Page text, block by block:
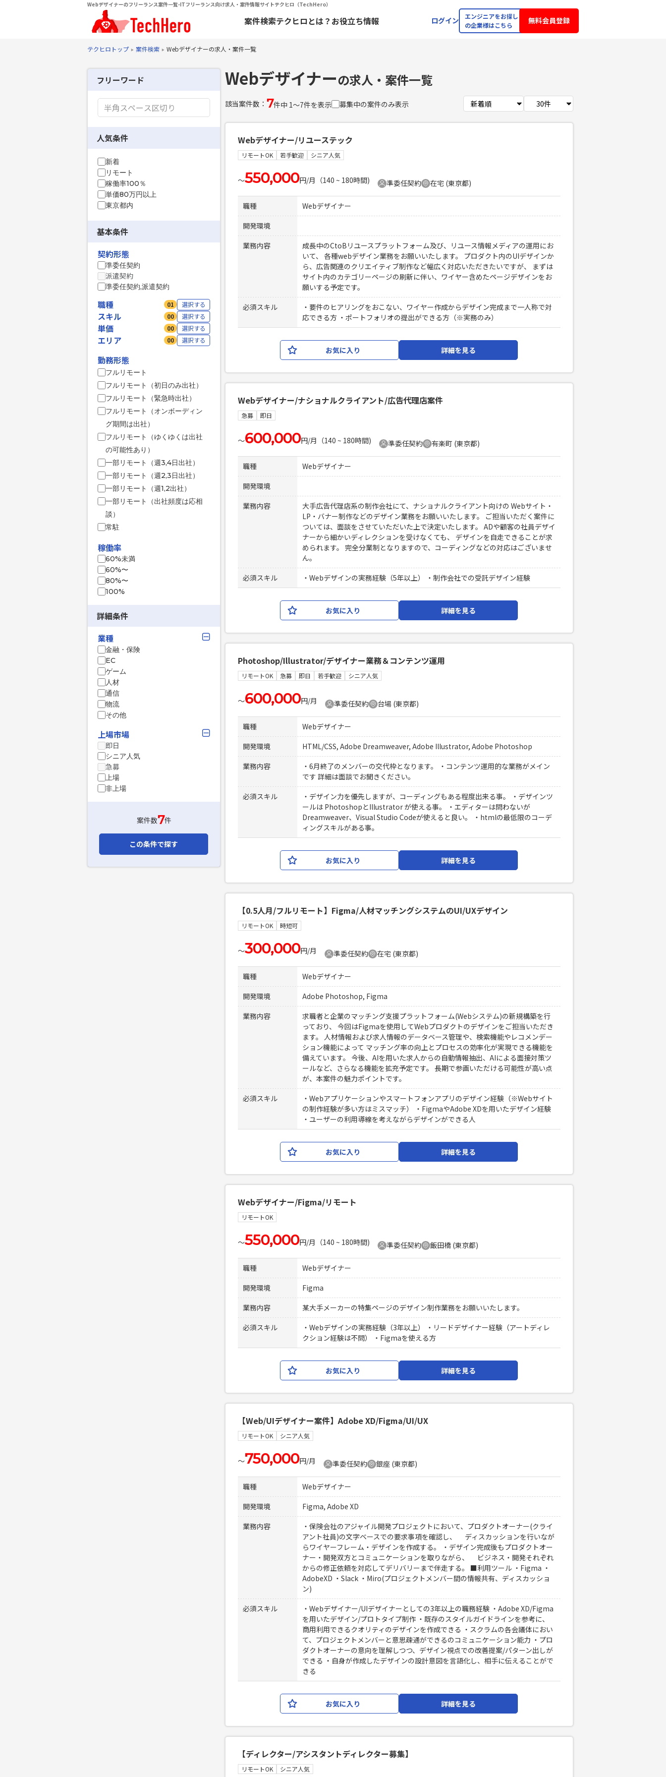
Webデザイナーのフリーランス案件一覧-ITフリーランス向け求人・案件情報サイトテクヒロ（TechHero）
案件検索テクヒロとは？ お役立ち情報 ログイン
エンジニアをお探し
の企業様はこちら
無料会員登録
テクヒロトップ 案件検索 Webデザイナーの求人・案件一覧
フリーワード
人気条件
新着
リモート
稼働率100％
単価80万円以上
東京都内
基本条件
契約形態
準委任契約
派遣契約
準委任契約,派遣契約
職種 01 選択する
スキル 00 選択する
単価 00 選択する
エリア 00 選択する
勤務形態
フルリモート
フルリモート（初日のみ出社）
フルリモート（緊急時出社）
フルリモート（オンボーディン
グ期間は出社）
フルリモート（ゆくゆくは出社
の可能性あり）
一部リモート（週3,4日出社）
一部リモート（週2,3日出社）
一部リモート（週1,2出社）
一部リモート（出社頻度は応相
談）
常駐
稼働率
60%未満
60%〜
80%〜
100%
詳細条件
業種
金融・保険
EC
ゲーム
人材
通信
物流
その他
上場市場
即日
シニア人気
急募
上場
非上場
案件数7件
この条件で探す
Webデザイナーの求人・案件一覧
該当案件数： 7件中 1〜7件を表示 募集中の案件のみ表示
Webデザイナー/リユーステック
リモートOK 若手歓迎 シニア人気
〜550,000円/月（140 ~ 180時間) 準委任契約 在宅 (東京都)
職種
Webデザイナー
開発環境
業務内容
成長中のCtoBリユースプラットフォーム及び、リユース情報メディアの運用にお
いて、 各種webデザイン業務をお願いいたします。 プロダクト内のUIデザインか
ら、広告関連のクリエイティブ制作など幅広く対応いただきたいですが、 まずは
サイト内のカテゴリーページの刷新に伴い、ワイヤー含めたページデザインをお
願いする予定です。
必須スキル
・要件のヒアリングをおこない、ワイヤー作成からデザイン完成まで一人称で対
応できる方 ・ポートフォリオの提出ができる方（※実務のみ）
お気に入り 詳細を見る
Webデザイナー/ナショナルクライアント/広告代理店案件
急募 即日
〜600,000円/月（140 ~ 180時間) 準委任契約 有楽町 (東京都)
職種
Webデザイナー
開発環境
業務内容
大手広告代理店系の制作会社にて、ナショナルクライアント向けの Webサイト・
LP・バナー制作などのデザイン業務をお願いいたします。 ご担当いただく案件に
ついては、面談をさせていただいた上で決定いたします。 ADや顧客の社員デザイ
ナーから細かいディレクションを受けなくても、 デザインを自走できることが求
められます。 完全分業制となりますので、コーディングなどの対応はございませ
ん。
必須スキル
・Webデザインの実務経験（5年以上） ・制作会社での受託デザイン経験
お気に入り 詳細を見る
Photoshop/Illustrator/デザイナー業務＆コンテンツ運用
リモートOK 急募 即日 若手歓迎 シニア人気
〜600,000円/月 準委任契約 台場 (東京都)
職種
Webデザイナー
開発環境
HTML/CSS, Adobe Dreamweaver, Adobe Illustrator, Adobe Photoshop
業務内容
・6月終了のメンバーの交代枠となります。 ・コンテンツ運用的な業務がメイン
です 詳細は面談でお聞きください。
必須スキル
・デザイン力を優先しますが、コーディングもある程度出来る事。 ・デザインツ
ールは PhotoshopとIllustrator が使える事。 ・エディターは問わないが
Dreamweaver、Visual Studio Codeが使えると良い。 ・htmlの最低限のコーデ
ィングスキルがある事。
お気に入り 詳細を見る
【0.5人月/フルリモート】Figma/人材マッチングシステムのUI/UXデザイン
リモートOK 時短可
〜300,000円/月 準委任契約 在宅 (東京都)
職種
Webデザイナー
開発環境
Adobe Photoshop, Figma
業務内容
求職者と企業のマッチング支援プラットフォーム(Webシステム)の新規構築を行
っており、 今回はFigmaを使用してWebプロダクトのデザインをご担当いただき
ます。 人材情報および求人情報のデータベース管理や、検索機能やレコメンデー
ション機能によって マッチング率の向上とプロセスの効率化が実現できる機能を
備えています。 今後、AIを用いた求人からの自動情報抽出、AIによる面接対策ツ
ールなど、さらなる機能を拡充予定です。 長期で参画いただける可能性が高い点
が、本案件の魅力ポイントです。
必須スキル
・Webアプリケーションやスマートフォンアプリのデザイン経験（※Webサイト
の制作経験が多い方はミスマッチ） ・FigmaやAdobe XDを用いたデザイン経験
・ユーザーの利用導線を考えながらデザインができる人
お気に入り 詳細を見る
Webデザイナー/Figma/リモート
リモートOK
〜550,000円/月（140 ~ 180時間) 準委任契約 飯田橋 (東京都)
職種
Webデザイナー
開発環境
Figma
業務内容
某大手メーカーの特集ページのデザイン制作業務をお願いいたします。
必須スキル
・Webデザインの実務経験（3年以上） ・リードデザイナー経験（アートディレ
クション経験は不問） ・Figmaを使える方
お気に入り 詳細を見る
【Web/UIデザイナー案件】Adobe XD/Figma/UI/UX
リモートOK シニア人気
〜750,000円/月 準委任契約 銀座 (東京都)
職種
Webデザイナー
開発環境
Figma, Adobe XD
業務内容
・保険会社のアジャイル開発プロジェクトにおいて、プロダクトオーナー(クライ
アント社員)の文字ベースでの要求事項を確認し、 ディスカッションを行いなが
らワイヤーフレーム・デザインを作成する。 ・デザイン完成後もプロダクトオー
ナー・開発双方とコミュニケーションを取りながら、 ビジネス・開発それぞれ
からの修正依頼を対応してデリバリーまで伴走する。 ■利用ツール ・Figma ・
AdobeXD ・Slack ・Miro(プロジェクトメンバー間の情報共有、ディスカッショ
ン)
必須スキル
・Webデザイナー/UIデザイナーとしての3年以上の職務経験 ・Adobe XD/Figma
を用いたデザイン/プロトタイプ制作 ・既存のスタイルガイドラインを参考に、
商用利用できるクオリティのデザインを作成できる ・スクラムの各会議体におい
て、プロジェクトメンバーと意思疎通ができるのコミュニケーション能力 ・プロ
ダクトオーナーの意向を理解しつつ、デザイン視点での改善提案/パターン出しが
できる ・自身が作成したデザインの設計意図を言語化し、相手に伝えることがで
きる
お気に入り 詳細を見る
【ディレクター/アシスタントディレクター募集】
リモートOK シニア人気